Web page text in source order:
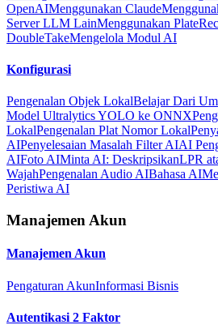
OpenAIMenggunakan Claude
Server LLM LainMenggunakan
DoubleTakeMengelola Modul AI
Konfigurasi
Pengenalan Objek LokalBelajar Dari
Model Ultralytics YOLO ke ONNX
LokalPengenalan Plat Nomor Lokal
AIPenyelesaian Masalah Filter AIAI
AIFoto AIMinta AI: DeskripsikanLPR
WajahPengenalan Audio AIBahasa AI
Peristiwa AI
Manajemen Akun
Manajemen Akun
Pengaturan AkunInformasi Bisnis
Autentikasi 2 Faktor